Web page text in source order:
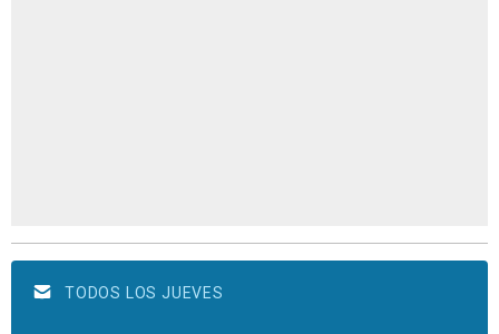
TODOS LOS JUEVES